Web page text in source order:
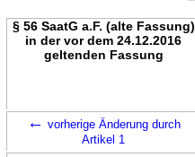
§ 56 SaatG a.F. (alte Fassung)
in der vor dem 24.12.2016
geltenden Fassung
← vorherige Änderung durch
Artikel 1